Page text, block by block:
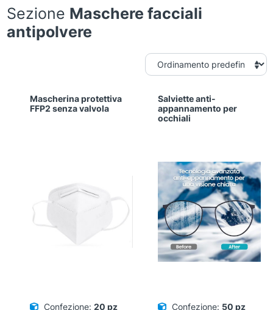
Sezione Maschere facciali
antipolvere
Mascherina protettiva
FFP2 senza valvola
Confezione: 20 pz
Salviette anti-
appannamento per
occhiali
Confezione: 50 pz